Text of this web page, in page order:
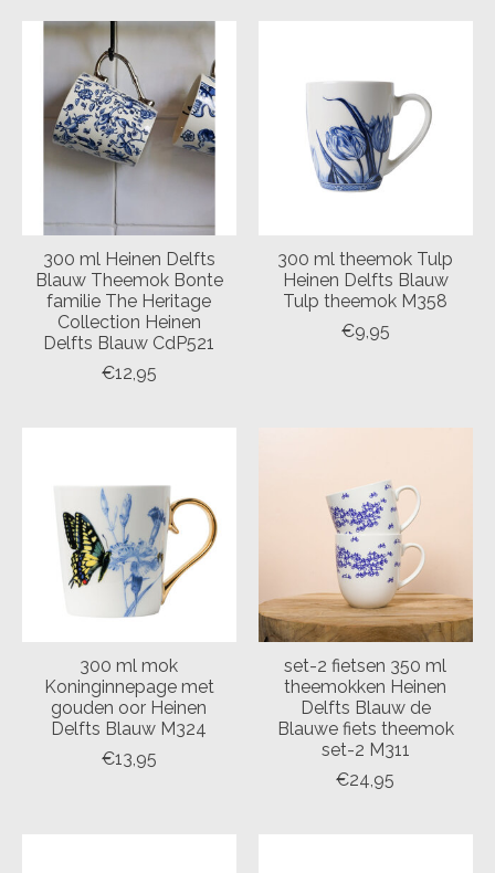
300 ml Heinen Delfts
Blauw Theemok Bonte
familie The Heritage
Collection Heinen
Delfts Blauw CdP521
€12,95
300 ml theemok Tulp
Heinen Delfts Blauw
Tulp theemok M358
€9,95
300 ml mok
Koninginnepage met
gouden oor Heinen
Delfts Blauw M324
€13,95
set-2 fietsen 350 ml
theemokken Heinen
Delfts Blauw de
Blauwe fiets theemok
set-2 M311
€24,95